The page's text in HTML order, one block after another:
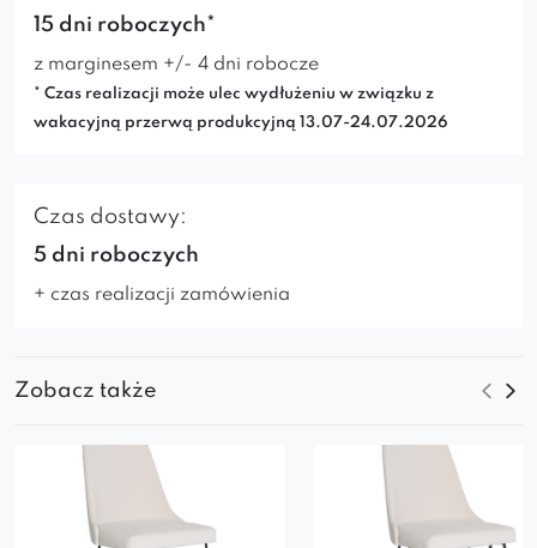
15 dni roboczych*
z marginesem +/- 4 dni robocze
* Czas realizacji może ulec wydłużeniu w związku z
wakacyjną przerwą produkcyjną 13.07-24.07.2026
Czas dostawy:
5 dni roboczych
+ czas realizacji zamówienia
Zobacz także